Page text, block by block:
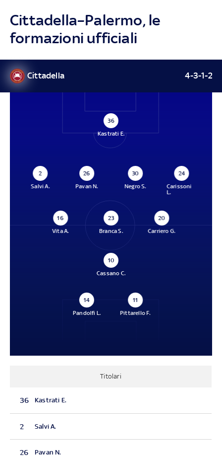
Cittadella–Palermo, le
formazioni ufficiali
Cittadella 4-3-1-2
36
Kastrati E.
2
Salvi A.
26
Pavan N.
30
Negro S.
24
Carissoni
L.
16
Vita A.
23
Branca S.
20
Carriero G.
10
Cassano C.
14
Pandolfi L.
11
Pittarello F.
Titolari
36 Kastrati E.
2 Salvi A.
26 Pavan N.